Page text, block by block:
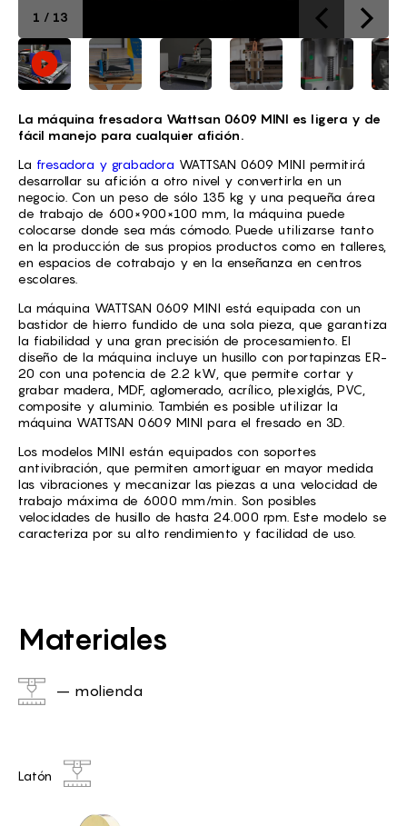
1 / 13
La máquina fresadora Wattsan 0609 MINI es ligera y de
fácil manejo para cualquier afición.
La fresadora y grabadora WATTSAN 0609 MINI permitirá
desarrollar su afición a otro nivel y convertirla en un
negocio. Con un peso de sólo 135 kg y una pequeña área
de trabajo de 600×900×100 mm, la máquina puede
colocarse donde sea más cómodo. Puede utilizarse tanto
en la producción de sus propios productos como en talleres,
en espacios de cotrabajo y en la enseñanza en centros
escolares.
La máquina WATTSAN 0609 MINI está equipada con un
bastidor de hierro fundido de una sola pieza, que garantiza
la fiabilidad y una gran precisión de procesamiento. El
diseño de la máquina incluye un husillo con portapinzas ER-
20 con una potencia de 2.2 kW, que permite cortar y
grabar madera, MDF, aglomerado, acrílico, plexiglás, PVC,
composite y aluminio. También es posible utilizar la
máquina WATTSAN 0609 MINI para el fresado en 3D.
Los modelos MINI están equipados con soportes
antivibración, que permiten amortiguar en mayor medida
las vibraciones y mecanizar las piezas a una velocidad de
trabajo máxima de 6000 mm/min. Son posibles
velocidades de husillo de hasta 24.000 rpm. Este modelo se
caracteriza por su alto rendimiento y facilidad de uso.
Materiales
– molienda
Latón